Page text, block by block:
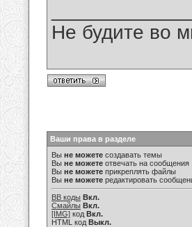
Не будите во
Ваши права в разделе
Вы не можете создавать темы
Вы не можете отвечать на сообщения
Вы не можете прикреплять файлы
Вы не можете редактировать
BB коды Вкл.
Смайлы Вкл.
[IMG] код Вкл.
HTML код Выкл.